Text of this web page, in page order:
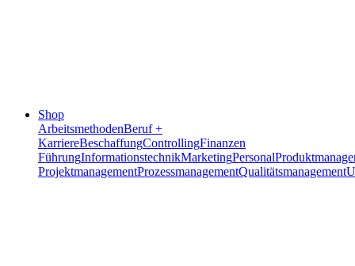
Shop
ArbeitsmethodenBeruf +
KarriereBeschaffungControllingFinanzen
FührungInformationstechnikMarketingPersonal
ProjektmanagementProzessmanagementQualitätsmanagement